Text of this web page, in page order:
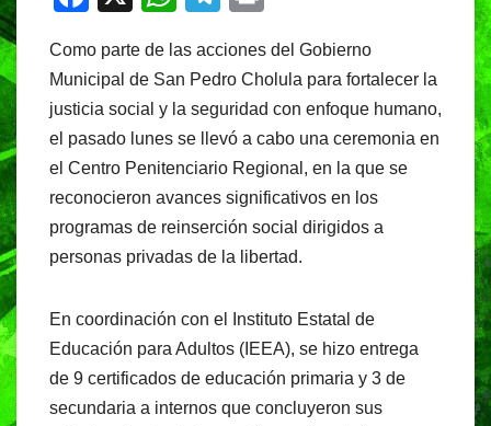
c
e
b
o
o
k
at
s
A
p
p
e
gr
a
m
t
Como parte de las acciones del Gobierno
Municipal de San Pedro Cholula para fortalecer la
justicia social y la seguridad con enfoque humano,
el pasado lunes se llevó a cabo una ceremonia en
el Centro Penitenciario Regional, en la que se
reconocieron avances significativos en los
programas de reinserción social dirigidos a
personas privadas de la libertad.
En coordinación con el Instituto Estatal de
Educación para Adultos (IEEA), se hizo entrega
de 9 certificados de educación primaria y 3 de
secundaria a internos que concluyeron sus